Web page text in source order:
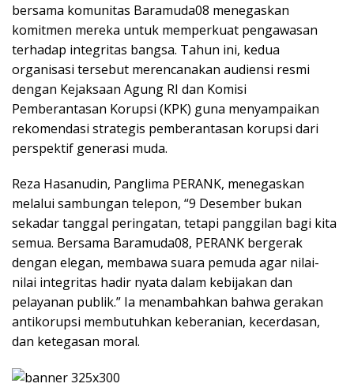
bersama komunitas Baramuda08 menegaskan
komitmen mereka untuk memperkuat pengawasan
terhadap integritas bangsa. Tahun ini, kedua
organisasi tersebut merencanakan audiensi resmi
dengan Kejaksaan Agung RI dan Komisi
Pemberantasan Korupsi (KPK) guna menyampaikan
rekomendasi strategis pemberantasan korupsi dari
perspektif generasi muda.
Reza Hasanudin, Panglima PERANK, menegaskan
melalui sambungan telepon, “9 Desember bukan
sekadar tanggal peringatan, tetapi panggilan bagi kita
semua. Bersama Baramuda08, PERANK bergerak
dengan elegan, membawa suara pemuda agar nilai-
nilai integritas hadir nyata dalam kebijakan dan
pelayanan publik.” Ia menambahkan bahwa gerakan
antikorupsi membutuhkan keberanian, kecerdasan,
dan ketegasan moral.